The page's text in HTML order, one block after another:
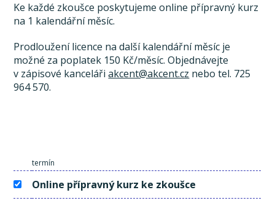
Ke každé zkoušce poskytujeme online přípravný kurz
na 1 kalendářní měsíc.
Prodloužení licence na další kalendářní měsíc je
možné za poplatek 150 Kč/měsíc. Objednávejte
v zápisové kancelářiakcent@akcent.cz nebo tel. 725
964 570.
termín
Online přípravný kurz ke zkoušce